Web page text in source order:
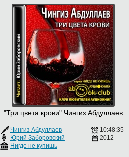
"Три цвета крови" Чингиз Абдуллаев
Чингиз Абдуллаев
Юрий Заборовский
Нигде не купишь
10:48:35
2012